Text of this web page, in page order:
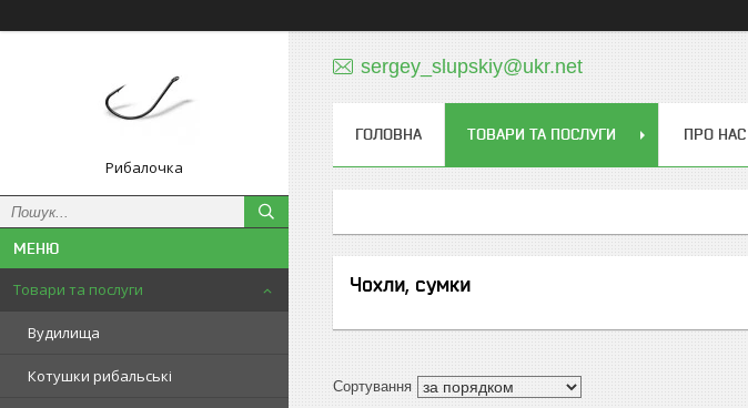
Рибалочка
Товари та послуги
Вудилища
Котушки рибальські
sergey_slupskiy@ukr.net
ГОЛОВНА ТОВАРИ ТА ПОСЛУГИ ПРО НАС
Чохли, сумки